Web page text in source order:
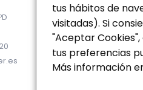
tus hábitos de
visitadas). Si
"Aceptar
tus preferencias
Más información